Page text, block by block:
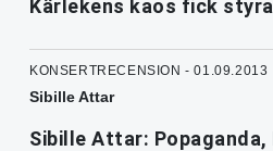
Kärlekens kaos fick
KONSERTRECENSION - 01.09.2013
Sibille Attar
Sibille Attar: Popaganda,